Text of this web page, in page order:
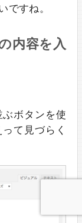
ですね。
内容を入
ボタンを使
て見づらく